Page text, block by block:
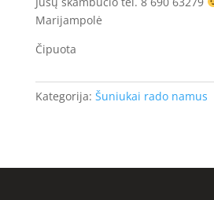
Marijampolė
Čipuota
Kategorija: Šuniukai rado namus